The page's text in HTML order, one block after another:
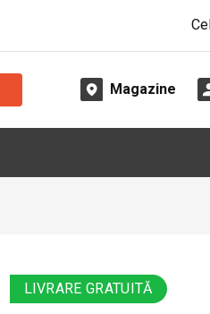
Magazine
LIVRARE GRATUITĂ